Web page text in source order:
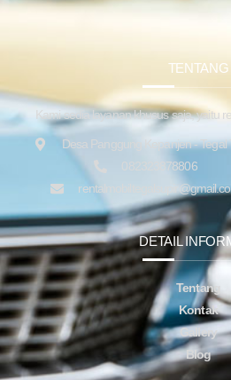
TENTANG
Kami sedia layanan khusus saja, yaitu
Desa Panggung Kepanjen - Tegal
082323878806
DETAIL
Tentang
Kontak
Gallery
Blog